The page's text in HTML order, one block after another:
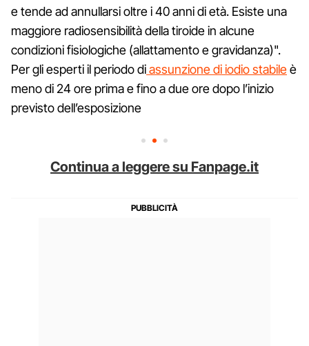
e tende ad annullarsi oltre i 40 anni di età. Esiste una
maggiore radiosensibilità della tiroide in alcune
condizioni fisiologiche (allattamento e gravidanza)".
Per gli esperti il periodo diassunzione di iodio stabileè
meno di 24 ore prima e fino a due ore dopo l’inizio
previsto dell’esposizione
Continua a leggere su Fanpage.it